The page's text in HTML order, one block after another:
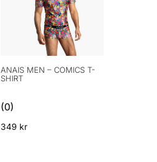
ANAIS MEN – COMICS T-
SHIRT
(0)
349 kr